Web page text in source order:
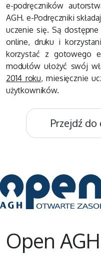
e-podręczników
AGH. e-Podręczniki
uczenie się. Są
online, druku i
korzystać z gotowego
modułów ułożyć swój
2014 roku, miesięcznie
użytkowników.
Przejdź
Open